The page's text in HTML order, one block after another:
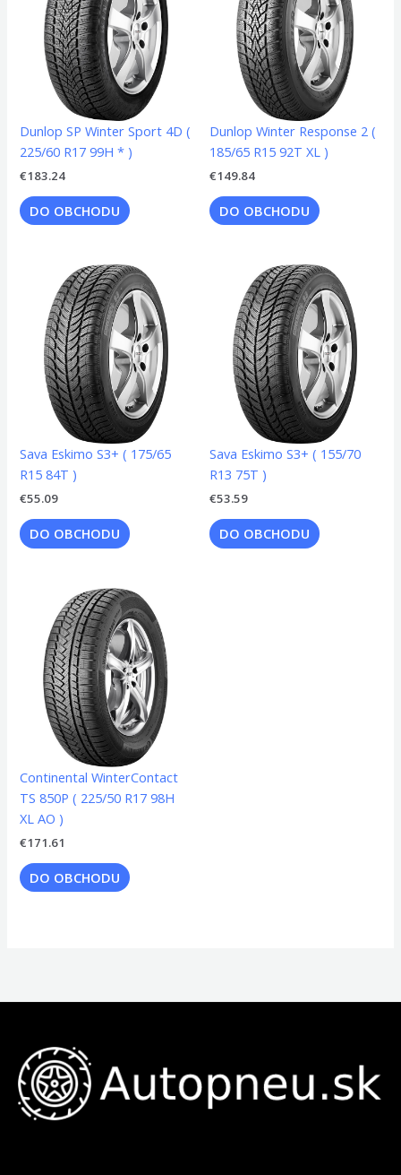
Dunlop SP Winter Sport 4D (
225/60 R17 99H * )
€183.24
DO OBCHODU
Dunlop Winter Response 2 (
185/65 R15 92T XL )
€149.84
DO OBCHODU
Sava Eskimo S3+ ( 175/65
R15 84T )
€55.09
DO OBCHODU
Sava Eskimo S3+ ( 155/70
R13 75T )
€53.59
DO OBCHODU
Continental WinterContact
TS 850P ( 225/50 R17 98H
XL AO )
€171.61
DO OBCHODU